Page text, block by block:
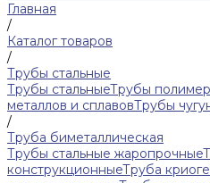
Главная
/
Каталог товаров
/
Трубы стальные
Трубы стальныеТрубы
металлов и сплавовТрубы
/
Труба биметаллическая
Трубы стальные жаропрочные
конструкционныеТруба